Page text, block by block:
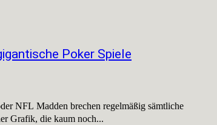
Poker Spiele
NFL Madden brechen regelmäßig sämtliche
Grafik, die kaum noch...